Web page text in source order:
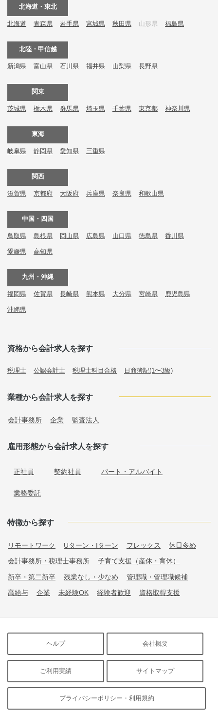
北海道・東北
北海道 青森県 岩手県 宮城県 秋田県 山形県 福島県
北陸・甲信越
新潟県 富山県 石川県 福井県 山梨県 長野県
関東
茨城県 栃木県 群馬県 埼玉県 千葉県 東京都 神奈川県
東海
岐阜県 静岡県 愛知県 三重県
関西
滋賀県 京都府 大阪府 兵庫県 奈良県 和歌山県
中国・四国
鳥取県 島根県 岡山県 広島県 山口県 徳島県 香川県
愛媛県 高知県
九州・沖縄
福岡県 佐賀県 長崎県 熊本県 大分県 宮崎県 鹿児島県
沖縄県
資格から会計求人を探す
税理士 公認会計士 税理士科目合格 日商簿記(1〜3級)
業種から会計求人を探す
会計事務所 企業 監査法人
雇用形態から会計求人を探す
正社員 契約社員 パート・アルバイト
業務委託
特徴から探す
リモートワーク Uターン・Iターン フレックス 休日多め
会計事務所・税理士事務所 子育て支援（産休・育休）
新卒・第二新卒 残業なし・少なめ 管理職・管理職候補
高給与 企業 未経験OK 経験者歓迎 資格取得支援
ヘルプ 会社概要
ご利用実績 サイトマップ
プライバシーポリシー・利用規約